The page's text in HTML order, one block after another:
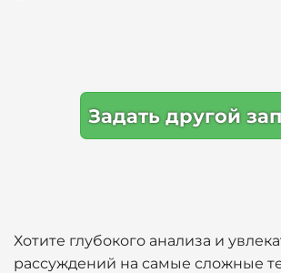
Задать другой
Хотите глубокого анализа и
рассуждений на самые сложные